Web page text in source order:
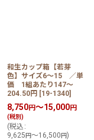
和生カップ箱【若芽
色】サイズ6〜15 ／単
価 1組あたり147〜
204.50円 [19-1340]
8,750円～15,000円
(税別)
(税込 :
9,625円～16,500円)